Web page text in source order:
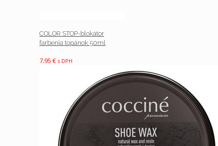
COLOR STOP-blokátor
farbenia topánok 50ml
7.95 € s DPH